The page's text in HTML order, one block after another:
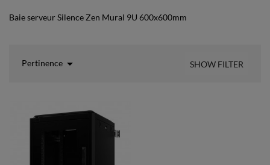
Baie serveur Silence Zen Mural 9U 600x600mm
Pertinence  SHOW FILTER